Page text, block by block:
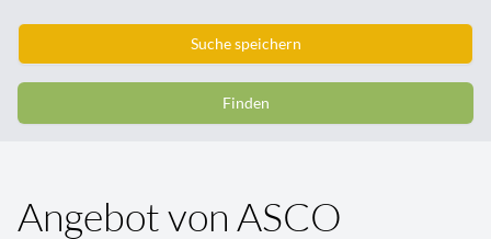
Suche speichern
Finden
Angebot von ASCO